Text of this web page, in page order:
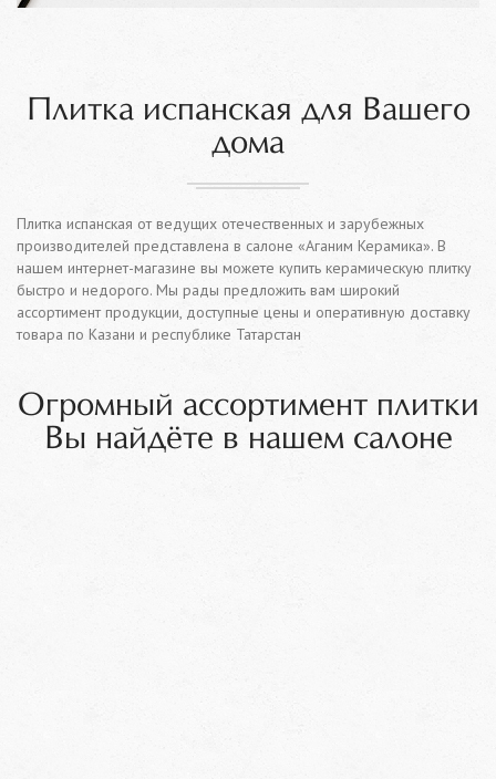
Плитка испанская для Вашего
дома
Плитка испанская от ведущих отечественных и зарубежных
производителей представлена в салоне «Аганим Керамика». В
нашем интернет-магазине вы можете купить керамическую плитку
быстро и недорого. Мы рады предложить вам широкий
ассортимент продукции, доступные цены и оперативную доставку
товара по Казани и республике Татарстан
Огромный ассортимент плитки
Вы найдёте в нашем салоне